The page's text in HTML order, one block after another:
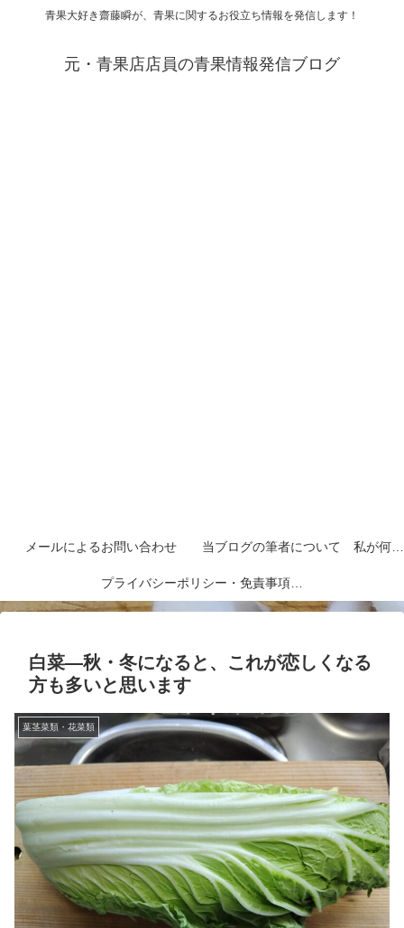
青果大好き齋藤瞬が、青果に関するお役立ち情報を発信します！
元・青果店店員の青果情報発信ブログ
メールによるお問い合わせ 当ブログの筆者について 私が何者なのかを紹介します
プライバシーポリシー・免責事項など
白菜―秋・冬になると、これが恋しくなる
方も多いと思います
葉茎菜類・花菜類